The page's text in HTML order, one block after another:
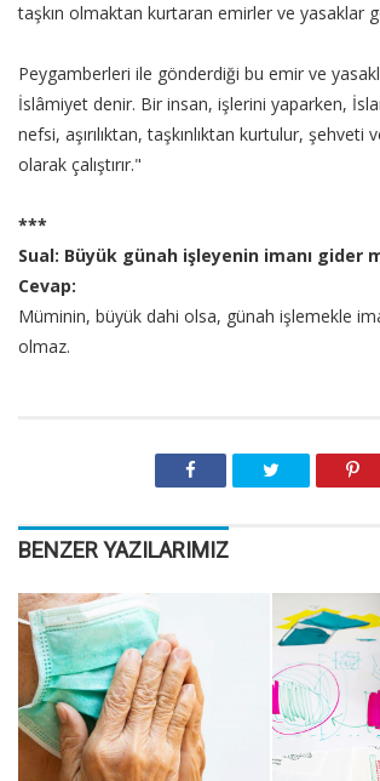
taşkın olmaktan kurtaran emirler ve yasaklar
Peygamberleri ile gönderdiği bu emir ve
İslâmiyet denir. Bir insan, işlerini yaparken,
nefsi, aşırılıktan, taşkınlıktan kurtulur, şehveti
olarak çalıştırır."
***
Sual: Büyük günah işleyenin imanı gider
Cevap:
Müminin, büyük dahi olsa, günah işlemekle
olmaz.
BENZER YAZILARIMIZ